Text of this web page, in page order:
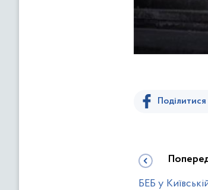
Поділитися
БЕБ у